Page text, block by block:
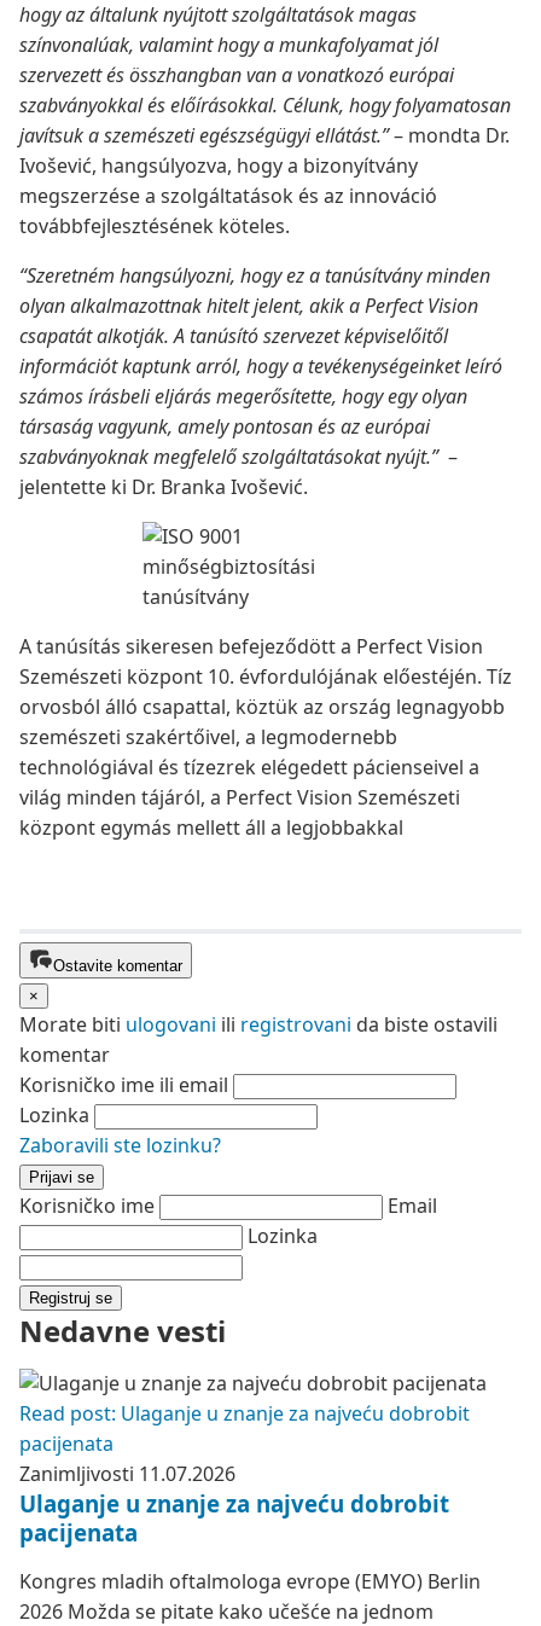
hogy az általunk nyújtott szolgáltatások magas
színvonalúak, valamint hogy a munkafolyamat jól
szervezett és összhangban van a vonatkozó európai
szabványokkal és előírásokkal. Célunk, hogy folyamatosan
javítsuk a szemészeti egészségügyi ellátást.”– mondta Dr.
Ivošević, hangsúlyozva, hogy a bizonyítvány
megszerzése a szolgáltatások és az innováció
továbbfejlesztésének köteles.
“Szeretném hangsúlyozni, hogy ez a tanúsítvány minden
olyan alkalmazottnak hitelt jelent, akik a Perfect Vision
csapatát alkotják. A tanúsító szervezet képviselőitől
információt kaptunk arról, hogy a tevékenységeinket leíró
számos írásbeli eljárás megerősítette, hogy egy olyan
társaság vagyunk, amely pontosan és az európai
szabványoknak megfelelő szolgáltatásokat nyújt.”–
jelentette ki Dr. Branka Ivošević.
A tanúsítás sikeresen befejeződött a Perfect Vision
Szemészeti központ 10. évfordulójának előestéjén. Tíz
orvosból álló csapattal, köztük az ország legnagyobb
szemészeti szakértőivel, a legmodernebb
technológiával és tízezrek elégedett pácienseivel a
világ minden tájáról, a Perfect Vision Szemészeti
központ egymás mellett áll a legjobbakkal
Ostavite komentar
×
Morate biti ulogovani ili registrovani da biste ostavili
komentar
Korisničko ime ili email
Lozinka
Zaboravili ste lozinku?
Prijavi se
Korisničko ime
Email
Lozinka
Registruj se
Nedavne vesti
Read post: Ulaganje u znanje za najveću dobrobit
pacijenata
Zanimljivosti 11.07.2026
Ulaganje u znanje za najveću dobrobit
pacijenata
Kongres mladih oftalmologa evrope (EMYO) Berlin
2026 Možda se pitate kako učešće na jednom